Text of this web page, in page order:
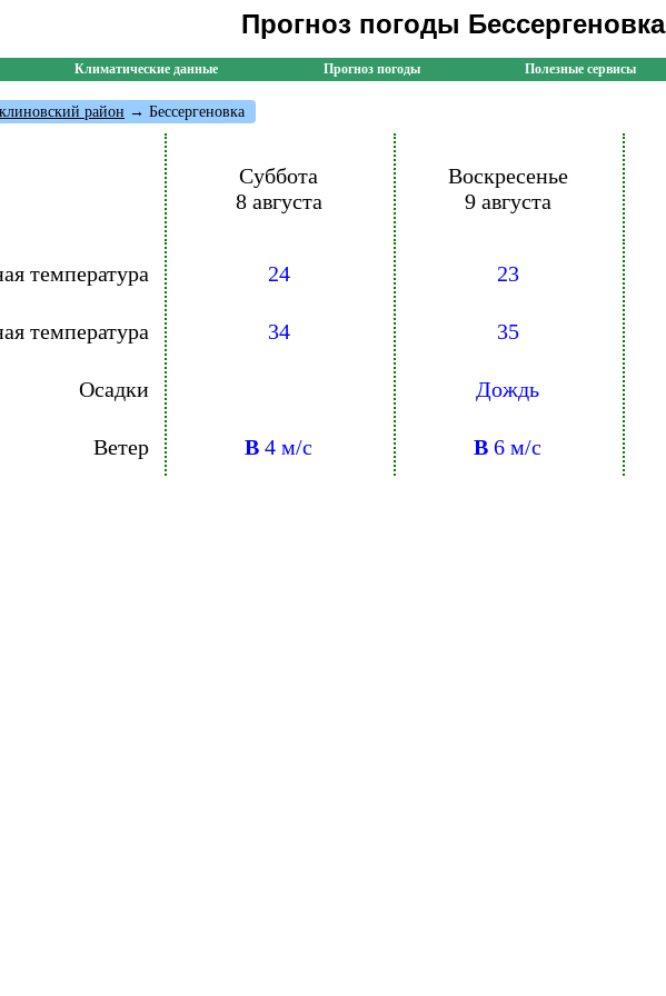
Прогноз погоды Бессергеновка
Климатические данные Прогноз погоды Полезные сервисы
район → Бессергеновка
Суббота
8 августа
Воскресенье
9 августа
температура 24 23
температура 34 35
Осадки Дождь
Ветер В 4 м/с В 6 м/с